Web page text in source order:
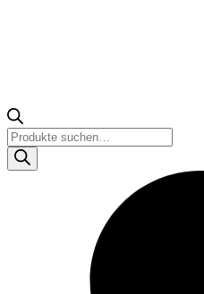
Products
search